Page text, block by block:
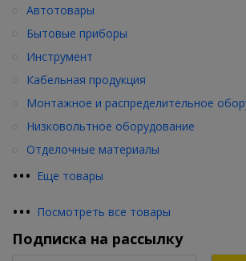
••• Еще товары
Автотовары
Бытовые приборы
Инструмент
Кабельная продукция
Монтажное и распределительное
Низковольтное оборудование
Отделочные материалы
••• Посмотреть все товары
Подписка на рассылку